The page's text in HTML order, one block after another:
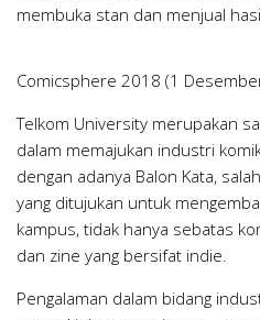
membuka stan dan menjual
Comicsphere 2018 (1
Telkom University merupakan
dalam memajukan industri
dengan adanya Balon Kata,
yang ditujukan untuk
kampus, tidak hanya sebatas
dan zine yang bersifat indie.
Pengalaman dalam bidang